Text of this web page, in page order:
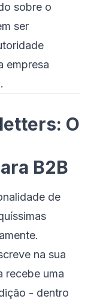
sobre o
ser
empresa
O
B2B
de
na sua
recebe uma
- dentro